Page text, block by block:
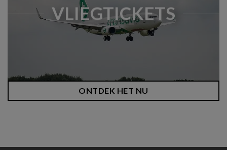
VLIEGTICKETS
ONTDEK HET NU